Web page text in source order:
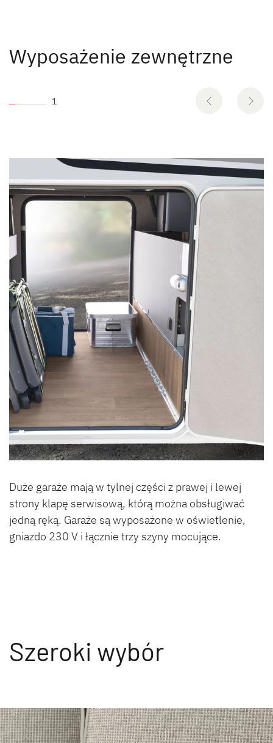
Wyposażenie zewnętrzne
1
Duże garaże mają w tylnej części z prawej i lewej
strony klapę serwisową, którą można obsługiwać
jedną ręką. Garaże są wyposażone w oświetlenie,
gniazdo 230 V i łącznie trzy szyny mocujące.
Szeroki wybór